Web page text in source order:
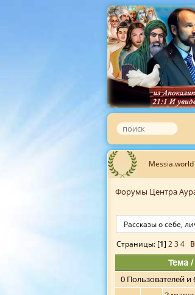
Messia.world
Форумы Центра
Рассказы о себе,
Страницы: [1] 2 3 4
Тема/
0 Пользователей и